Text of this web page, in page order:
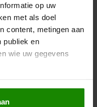
op uw
met als doel
content, metingen aan
publiek en
wie uw gegevens
uw geografische
leven